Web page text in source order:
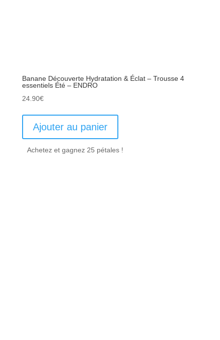
Banane Découverte Hydratation & Éclat – Trousse 4
essentiels Été – ENDRO
24.90€
Ajouter au panier
Achetez et gagnez 25 pétales !